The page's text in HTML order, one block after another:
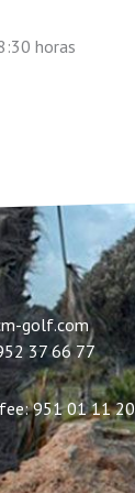
horas
golf.com
37 66 77
951 01 11 20